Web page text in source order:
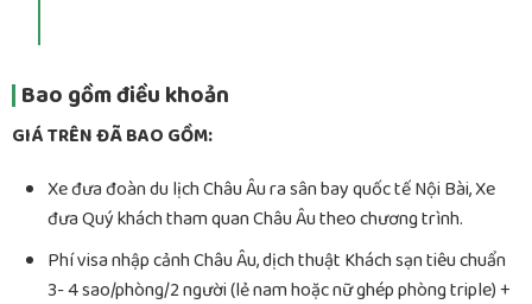
Bao gồm điều khoản
GIÁ TRÊN ĐÃ BAO GỒM:
Xe đưa đoàn du lịch Châu Âu ra sân bay quốc tế Nội Bài, Xe
đưa Quý khách tham quan Châu Âu theo chương trình.
Phí visa nhập cảnh Châu Âu, dịch thuật Khách sạn tiêu chuẩn
3- 4 sao/phòng/2 người (lẻ nam hoặc nữ ghép phòng triple) +